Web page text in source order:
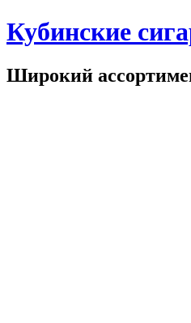
Кубинские
Широкий